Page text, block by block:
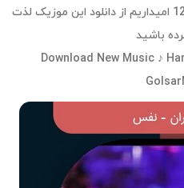
تکست و دو کیفیت اصلی 320 و 128 امیداریم از دانلود این موزیک لذت
باشید
Download New Music ♪